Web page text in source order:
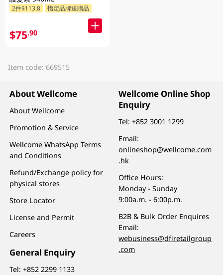
2件$113.8 指定品牌送贈品
$75.90
Item code: 669515
About Wellcome
About Wellcome
Promotion & Service
Wellcome WhatsApp Terms
and Conditions
Refund/Exchange policy for
physical stores
Store Locator
License and Permit
Careers
General Enquiry
Tel:+852 2299 1133
Wellcome Online Shop
Enquiry
Tel:+852 3001 1299
Email:
onlineshop@wellcome.com
.hk
Office Hours:
Monday - Sunday
9:00a.m. - 6:00p.m.
B2B & Bulk Order Enquires
Email:
webusiness@dfiretailgroup
.com